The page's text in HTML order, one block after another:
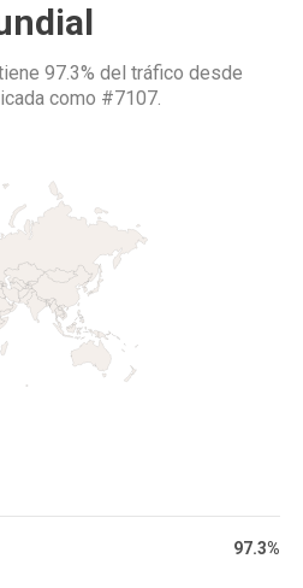
97.3% del tráfico desde
como #7107.
97.3%